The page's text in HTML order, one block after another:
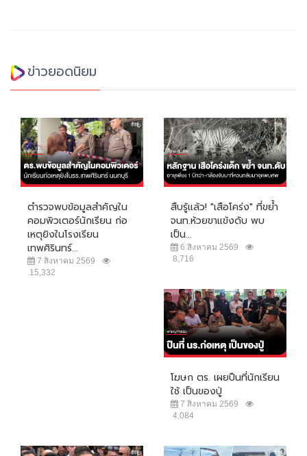
ข่าวยอดนิยม
ตำรวจพบข้อมูลสำคัญใน
คอมพิวเตอร์นักเรียน ก่อ
เหตุยิงในโรงเรียน
เทพศิรินทร์...
7 สิงหาคม 2569
15,332
สืบรู้แล้ว! "เสือโคร่ง" ที่ขย้ำ
จนท.ห้วยขาแข้งดับ พบ
เป็น...
6 สิงหาคม 2569
8,716
โฆษก ตร. เผยปืนที่นักเรียน
ใช้ เป็นของปู่
7 สิงหาคม 2569
4,084